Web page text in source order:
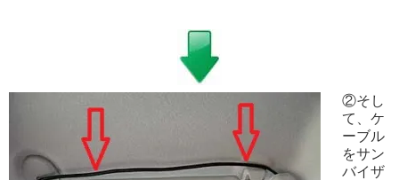
②そし
て、ケ
ーブル
をサン
バイザ